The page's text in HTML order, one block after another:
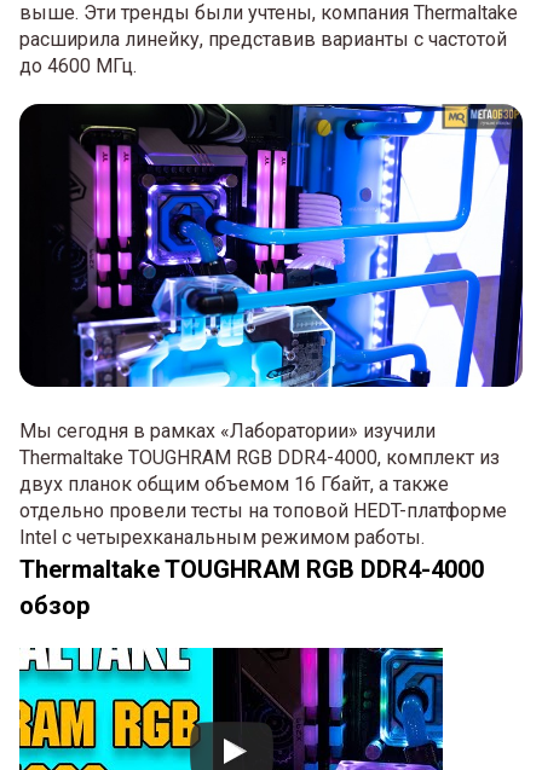
выше. Эти тренды были учтены, компания Thermaltake
расширила линейку, представив варианты с частотой
до 4600 МГц.
Мы сегодня в рамках «Лаборатории» изучили
Thermaltake TOUGHRAM RGB DDR4-4000, комплект из
двух планок общим объемом 16 Гбайт, а также
отдельно провели тесты на топовой HEDT-платформе
Intel c четырехканальным режимом работы.
Thermaltake TOUGHRAM RGB DDR4-4000
обзор